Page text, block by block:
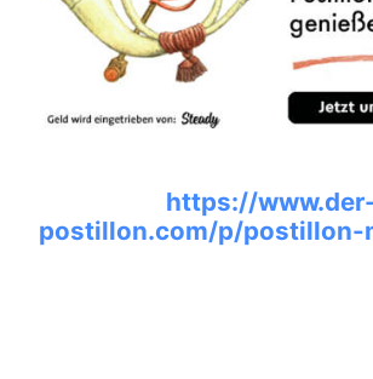
https://
postillon.com/p/postillon-